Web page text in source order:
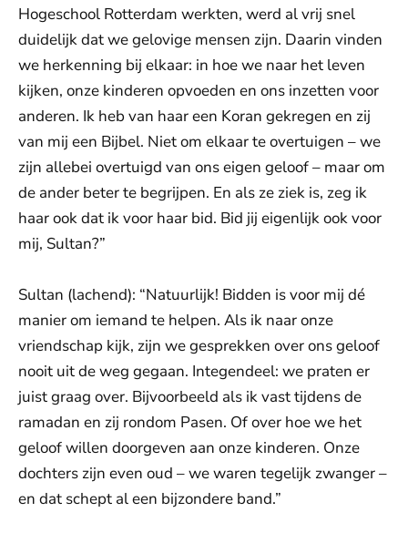
Hogeschool Rotterdam werkten, werd al vrij snel
duidelijk dat we gelovige mensen zijn. Daarin vinden
we herkenning bij elkaar: in hoe we naar het leven
kijken, onze kinderen opvoeden en ons inzetten voor
anderen. Ik heb van haar een Koran gekregen en zij
van mij een Bijbel. Niet om elkaar te overtuigen – we
zijn allebei overtuigd van ons eigen geloof – maar om
de ander beter te begrijpen. En als ze ziek is, zeg ik
haar ook dat ik voor haar bid. Bid jij eigenlijk ook voor
mij, Sultan?”
Sultan (lachend): “Natuurlijk! Bidden is voor mij dé
manier om iemand te helpen. Als ik naar onze
vriendschap kijk, zijn we gesprekken over ons geloof
nooit uit de weg gegaan. Integendeel: we praten er
juist graag over. Bijvoorbeeld als ik vast tijdens de
ramadan en zij rondom Pasen. Of over hoe we het
geloof willen doorgeven aan onze kinderen. Onze
dochters zijn even oud – we waren tegelijk zwanger –
en dat schept al een bijzondere band.”